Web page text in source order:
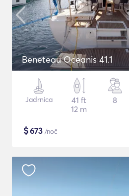
Beneteau Oceanis 41.1
Jadrnica
41 ft
12 m
8
$673 /noč